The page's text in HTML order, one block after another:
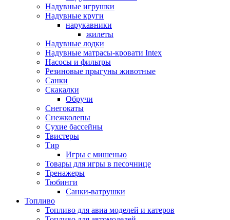
Надувные игрушки
Надувные круги
нарукавники
жилеты
Надувные лодки
Надувные матрасы-кровати Intex
Насосы и фильтры
Резиновые прыгуны животные
Санки
Скакалки
Обручи
Снегокаты
Снежколепы
Сухие бассейны
Твистеры
Тир
Игры с мишенью
Товары для игры в песочнице
Тренажеры
Тюбинги
Санки-ватрушки
Топливо
Топливо для авиа моделей и катеров